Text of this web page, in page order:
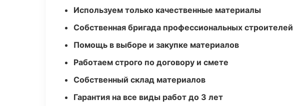
Используем только качественные материалы
Собственная бригада профессиональных строителей
Помощь в выборе и закупке материалов
Работаем строго по договору и смете
Собственный склад материалов
Гарантия на все виды работ до 3 лет